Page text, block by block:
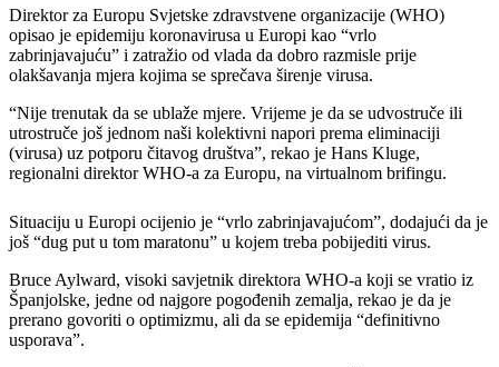
Direktor za Europu Svjetske zdravstvene organizacije (WHO)
opisao je epidemiju koronavirusa u Europi kao “vrlo
zabrinjavajuću” i zatražio od vlada da dobro razmisle prije
olakšavanja mjera kojima se sprečava širenje virusa.
“Nije trenutak da se ublaže mjere. Vrijeme je da se udvostruče ili
utrostruče još jednom naši kolektivni napori prema eliminaciji
(virusa) uz potporu čitavog društva”, rekao je Hans Kluge,
regionalni direktor WHO-a za Europu, na virtualnom brifingu.
Situaciju u Europi ocijenio je “vrlo zabrinjavajućom”, dodajući da je
još “dug put u tom maratonu” u kojem treba pobijediti virus.
Bruce Aylward, visoki savjetnik direktora WHO-a koji se vratio iz
Španjolske, jedne od najgore pogođenih zemalja, rekao je da je
prerano govoriti o optimizmu, ali da se epidemija “definitivno
usporava”.